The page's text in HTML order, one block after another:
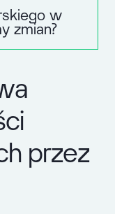
w
zmian?
przez